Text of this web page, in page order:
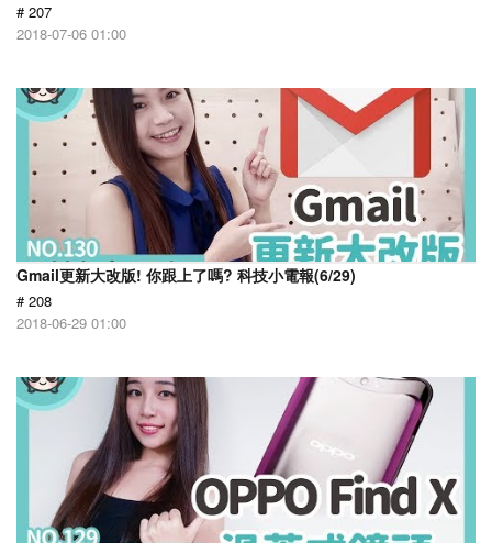
# 207
2018-07-06 01:00
Gmail更新大改版! 你跟上了嗎? 科技小電報(6/29)
# 208
2018-06-29 01:00